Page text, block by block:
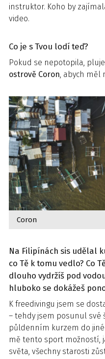
instruktor. Koho by
video.
Co je s Tvou lodí teď?
Pokud se nepotopila,
ostrově Coron, abych měl
Coron
Na Filipínách sis udělal
co Tě k tomu vedlo? Co
dlouho vydržíš pod
hluboko se dokážeš
K freedivingu jsem se
– tehdy jsem posunul své
půldenním kurzem do
mě tento sport možností,
světa, všechny starosti